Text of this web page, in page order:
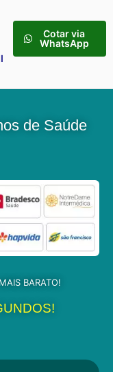
Cotar via
WhatsApp
de Saúde
BARATO!